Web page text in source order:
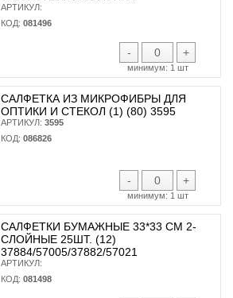
АРТИКУЛ:
КОД: 081496
- +
минимум: 1 шт
САЛФЕТКА ИЗ МИКРОФИБРЫ ДЛЯ
ОПТИКИ И СТЕКОЛ (1) (80) 3595
АРТИКУЛ: 3595
КОД: 086826
- +
минимум: 1 шт
САЛФЕТКИ БУМАЖНЫЕ 33*33 СМ 2-
СЛОЙНЫЕ 25ШТ. (12)
37884/57005/37882/57021
АРТИКУЛ:
КОД: 081498